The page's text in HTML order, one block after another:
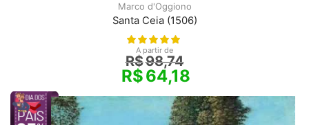
Marco d'Oggiono
Santa Ceia (1506)
A partir de
R$98,74
R$64,18